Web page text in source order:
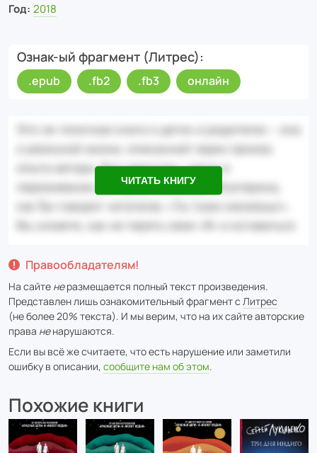
Год: 2018
Ознак-ый фрагмент (Литрес)
.epub .fb2 .fb3 онлайн
ЧИТАТЬ КНИГУ
Правообладателям!
На сайте неразмещается полный текст произведения.
Представлен лишь ознакомительный фрагмент с Литрес
(не более 20% текста). И мы верим, что на их сайте авторские
права ненарушаются.
Если вы всё же считаете, что есть нарушение или заметили
ошибку в описании, сообщите нам об этом.
Похожие книги